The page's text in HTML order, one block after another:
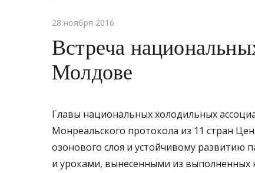
28 ноября 2016
Встреча
Молдове
Главы национальных холодильных
Монреальского протокола из 11 стран
озонового слоя и устойчивому развитию
и уроками, вынесенными из выполненных